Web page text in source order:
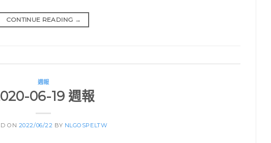
CONTINUE READING →
週報
06-19 週報
ON 2022/06/22 BY NLGOSPELTW